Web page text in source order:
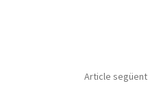
Article següent